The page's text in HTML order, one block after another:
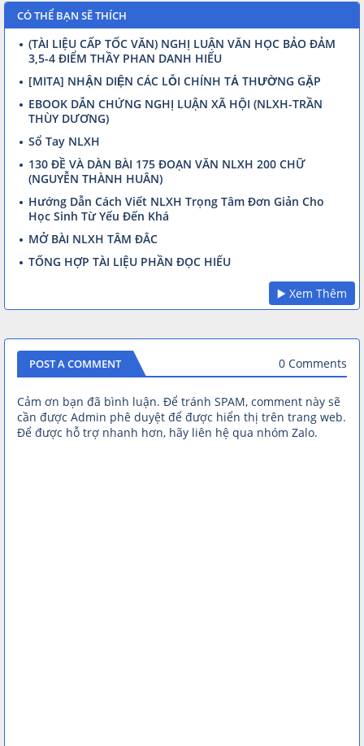
CÓ THỂ BẠN SẼ THÍCH
(TÀI LIỆU CẤP TỐC VĂN) NGHỊ LUẬN VĂN HỌC BẢO ĐẢM
3,5-4 ĐIỂM THẦY PHAN DANH HIẾU
[MITA] NHẬN DIỆN CÁC LỖI CHÍNH TẢ THƯỜNG GẶP
EBOOK DẪN CHỨNG NGHỊ LUẬN XÃ HỘI (NLXH-TRẦN
THÙY DƯƠNG)
Sổ Tay NLXH
130 ĐỀ VÀ DÀN BÀI 175 ĐOẠN VĂN NLXH 200 CHỮ
(NGUYỄN THÀNH HUÂN)
Hướng Dẫn Cách Viết NLXH Trọng Tâm Đơn Giản Cho
Học Sinh Từ Yếu Đến Khá
MỞ BÀI NLXH TÂM ĐẮC
TỔNG HỢP TÀI LIỆU PHẦN ĐỌC HIỂU
▶️ Xem Thêm
POST A COMMENT 0 Comments
Cảm ơn bạn đã bình luận. Để tránh SPAM, comment này sẽ
cần được Admin phê duyệt để được hiển thị trên trang web.
Để được hỗ trợ nhanh hơn, hãy liên hệ qua nhóm Zalo.